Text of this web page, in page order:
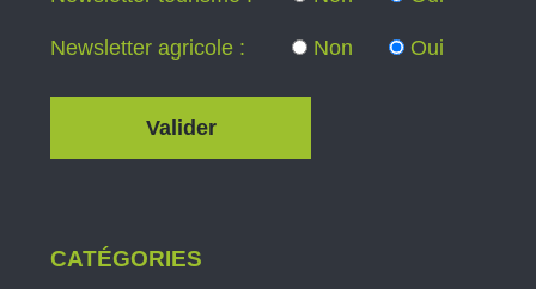
Newsletter agricole : Non Oui
CATÉGORIES